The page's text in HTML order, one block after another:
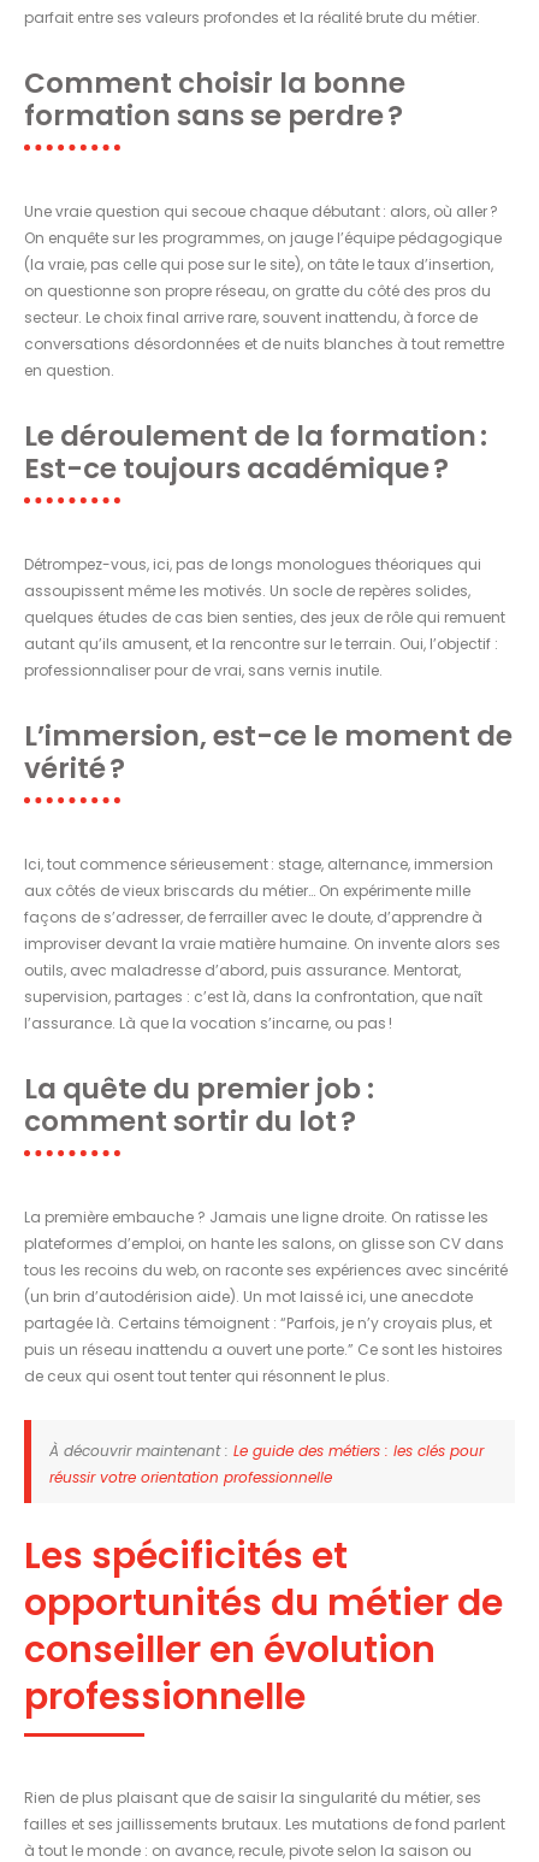
parfait entre ses valeurs profondes et la réalité brute du métier.
Comment choisir la bonne
formation sans se perdre ?
Une vraie question qui secoue chaque débutant : alors, où aller ?
On enquête sur les programmes, on jauge l’équipe pédagogique
(la vraie, pas celle qui pose sur le site), on tâte le taux d’insertion,
on questionne son propre réseau, on gratte du côté des pros du
secteur. Le choix final arrive rare, souvent inattendu, à force de
conversations désordonnées et de nuits blanches à tout remettre
en question.
Le déroulement de la formation :
Est-ce toujours académique ?
Détrompez-vous, ici, pas de longs monologues théoriques qui
assoupissent même les motivés. Un socle de repères solides,
quelques études de cas bien senties, des jeux de rôle qui remuent
autant qu’ils amusent, et la rencontre sur le terrain. Oui, l’objectif :
professionnaliser pour de vrai, sans vernis inutile.
L’immersion, est-ce le moment de
vérité ?
Ici, tout commence sérieusement : stage, alternance, immersion
aux côtés de vieux briscards du métier… On expérimente mille
façons de s’adresser, de ferrailler avec le doute, d’apprendre à
improviser devant la vraie matière humaine. On invente alors ses
outils, avec maladresse d’abord, puis assurance. Mentorat,
supervision, partages : c’est là, dans la confrontation, que naît
l’assurance. Là que la vocation s’incarne, ou pas !
La quête du premier job :
comment sortir du lot ?
La première embauche ? Jamais une ligne droite. On ratisse les
plateformes d’emploi, on hante les salons, on glisse son CV dans
tous les recoins du web, on raconte ses expériences avec sincérité
(un brin d’autodérision aide). Un mot laissé ici, une anecdote
partagée là. Certains témoignent : “Parfois, je n’y croyais plus, et
puis un réseau inattendu a ouvert une porte.” Ce sont les histoires
de ceux qui osent tout tenter qui résonnent le plus.
À découvrir maintenant : Le guide des métiers : les clés pour
réussir votre orientation professionnelle
Les spécificités et
opportunités du métier de
conseiller en évolution
professionnelle
Rien de plus plaisant que de saisir la singularité du métier, ses
failles et ses jaillissements brutaux. Les mutations de fond parlent
à tout le monde : on avance, recule, pivote selon la saison ou